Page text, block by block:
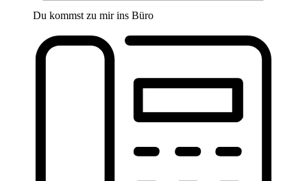
Du kommst zu mir ins Büro